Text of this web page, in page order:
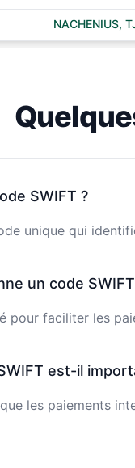
NACHENIUS,
SWIFT ?
unique qui
un code
pour faciliter les
est-il
les paiements